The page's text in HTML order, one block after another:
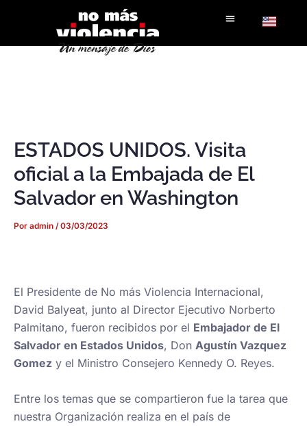
contenido
ESTADOS UNIDOS. Visita
oficial a la Embajada de El
Salvador en Washington
Por admin /03/03/2023
El Presidente de No más Violencia Internacional,
David Balyeat, junto al Director Ejecutivo Norberto
Palmitano, fueron recibidos por el Embajador de El
Salvador en Estados Unidos, Don Agustín Vazquez
Gomez y el Ministro Consejero Kennedy O. Reyes.
Entre los temas que se compartieron fue la tarea que
nuestra Organización realiza en el país de